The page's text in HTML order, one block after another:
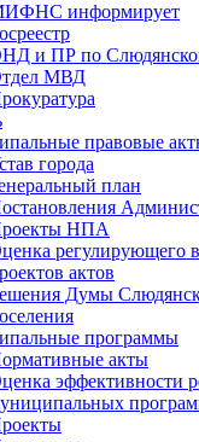
информирует
и ПР по
МВД
правовые
города
план
НПА
регулирующего
актов
Думы
программы
акты
эффективности